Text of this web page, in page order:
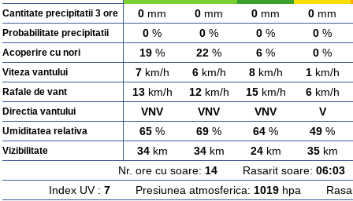
Cantitate precipitatii 3 ore 0 mm 0 mm 0 mm 0 mm
Probabilitate precipitatii 0 % 0 % 0 % 0 %
Acoperire cu nori 19 % 22 % 6 % 0 %
Viteza vantului 7km/h 6km/h 8km/h 1km/h
Rafale de vant 13km/h 12km/h 15km/h 6km/h
Directia vantului VNV VNV VNV V
Umiditatea relativa 65 % 69 % 64 % 49 %
Vizibilitate 34km 34km 24km 35km
Nr. ore cu soare: 14Rasarit soare: 06:03
Index UV : 7Presiunea atmosferica: 1019hpa